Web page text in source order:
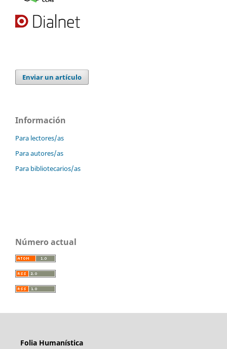
Enviar un artículo
Información
Para lectores/as
Para autores/as
Para bibliotecarios/as
Número actual
Folia Humanística